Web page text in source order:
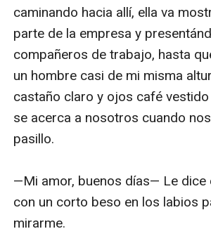
caminando hacia allí, ella va
parte de la empresa y
compañeros de trabajo, hasta
un hombre casi de mi misma
castaño claro y ojos café
se acerca a nosotros cuando
pasillo.
—Mi amor, buenos días— Le dice
con un corto beso en los labios
mirarme.